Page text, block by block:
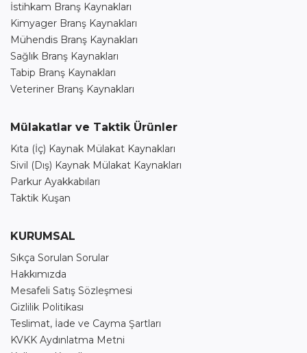
İstihkam Branş Kaynakları
Kimyager Branş Kaynakları
Mühendis Branş Kaynakları
Sağlık Branş Kaynakları
Tabip Branş Kaynakları
Veteriner Branş Kaynakları
Mülakatlar ve Taktik Ürünler
Kıta (İç) Kaynak Mülakat Kaynakları
Sivil (Dış) Kaynak Mülakat Kaynakları
Parkur Ayakkabıları
Taktik Kuşan
KURUMSAL
Sıkça Sorulan Sorular
Hakkımızda
Mesafeli Satış Sözleşmesi
Gizlilik Politikası
Teslimat, İade ve Cayma Şartları
KVKK Aydınlatma Metni